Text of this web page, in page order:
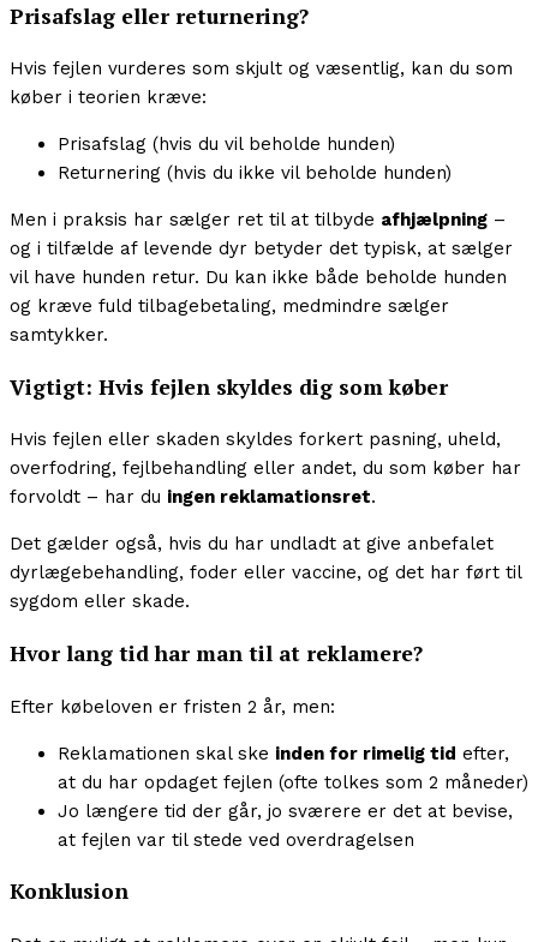
Prisafslag eller returnering?
Hvis fejlen vurderes som skjult og væsentlig, kan du som
køber i teorien kræve:
Prisafslag (hvis du vil beholde hunden)
Returnering (hvis du ikke vil beholde hunden)
Men i praksis har sælger ret til at tilbyde afhjælpning –
og i tilfælde af levende dyr betyder det typisk, at sælger
vil have hunden retur. Du kan ikke både beholde hunden
og kræve fuld tilbagebetaling, medmindre sælger
samtykker.
Vigtigt: Hvis fejlen skyldes dig som køber
Hvis fejlen eller skaden skyldes forkert pasning, uheld,
overfodring, fejlbehandling eller andet, du som køber har
forvoldt – har du ingen reklamationsret.
Det gælder også, hvis du har undladt at give anbefalet
dyrlægebehandling, foder eller vaccine, og det har ført til
sygdom eller skade.
Hvor lang tid har man til at reklamere?
Efter købeloven er fristen 2 år, men:
Reklamationen skal ske inden for rimelig tid efter,
at du har opdaget fejlen (ofte tolkes som 2 måneder)
Jo længere tid der går, jo sværere er det at bevise,
at fejlen var til stede ved overdragelsen
Konklusion